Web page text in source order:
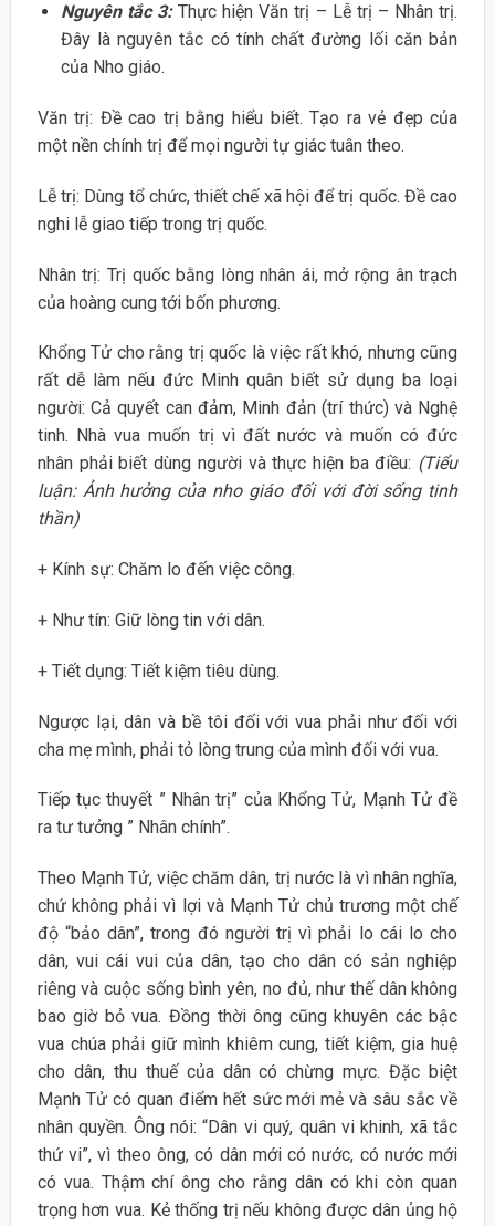
Nguyên tắc 3: Thực hiện Văn trị – Lễ trị – Nhân trị.
Đây là nguyên tắc có tính chất đường lối căn bản
của Nho giáo.
Văn trị: Đề cao trị bằng hiểu biết. Tạo ra vẻ đẹp của
một nền chính trị để mọi người tự giác tuân theo.
Lễ trị: Dùng tổ chức, thiết chế xã hội để trị quốc. Đề cao
nghi lễ giao tiếp trong trị quốc.
Nhân trị: Trị quốc bằng lòng nhân ái, mở rộng ân trạch
của hoàng cung tới bốn phương.
Khổng Tử cho rằng trị quốc là việc rất khó, nhưng cũng
rất dễ làm nếu đức Minh quân biết sử dụng ba loại
người: Cả quyết can đảm, Minh đản (trí thức) và Nghệ
tinh. Nhà vua muốn trị vì đất nước và muốn có đức
nhân phải biết dùng người và thực hiện ba điều: (Tiểu
luận: Ảnh hưởng của nho giáo đối với đời sống tinh
thần)
+ Kính sự: Chăm lo đến việc công.
+ Như tín: Giữ lòng tin với dân.
+ Tiết dụng: Tiết kiệm tiêu dùng.
Ngược lại, dân và bề tôi đối với vua phải như đối với
cha mẹ mình, phải tỏ lòng trung của mình đối với vua.
Tiếp tục thuyết ” Nhân trị” của Khổng Tử, Mạnh Tử đề
ra tư tưởng ” Nhân chính”.
Theo Mạnh Tử, việc chăm dân, trị nước là vì nhân nghĩa,
chứ không phải vì lợi và Mạnh Tử chủ trương một chế
độ “bảo dân”, trong đó người trị vì phải lo cái lo cho
dân, vui cái vui của dân, tạo cho dân có sản nghiệp
riêng và cuộc sống bình yên, no đủ, như thế dân không
bao giờ bỏ vua. Đồng thời ông cũng khuyên các bậc
vua chúa phải giữ mình khiêm cung, tiết kiệm, gia huệ
cho dân, thu thuế của dân có chừng mực. Đặc biệt
Mạnh Tử có quan điểm hết sức mới mẻ và sâu sắc về
nhân quyền. Ông nói: “Dân vi quý, quân vi khinh, xã tắc
thứ vi”, vì theo ông, có dân mới có nước, có nước mới
có vua. Thậm chí ông cho rằng dân có khi còn quan
trọng hơn vua. Kẻ thống trị nếu không được dân ủng hộ